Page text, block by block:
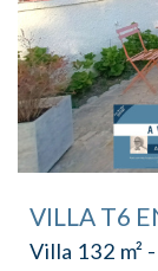
VILLA T6
Villa 132 m²